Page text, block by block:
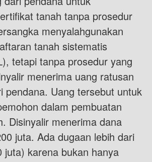
tanah tanpa prosedur
menyalahgunakan
tanah sistematis
tetapi tanpa prosedur yang
menerima uang ratusan
pendana. Uang tersebut untuk
dalam pembuatan
Disinyalir menerima dana
juta. Ada dugaan lebih dari
juta) karena bukan hanya